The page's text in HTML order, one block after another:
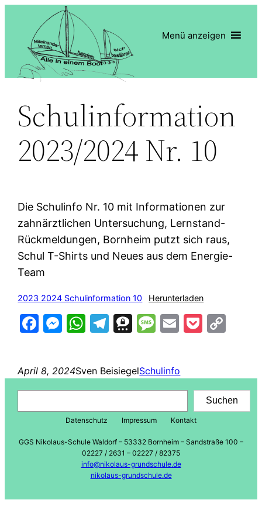
springen
Menü anzeigen
Schulinformation
2023/2024 Nr. 10
Die Schulinfo Nr. 10 mit Informationen zur
zahnärztlichen Untersuchung, Lernstand-
Rückmeldungen, Bornheim putzt sich raus,
Schul T-Shirts und Neues aus dem Energie-
Team
2023 2024 Schulinformation 10 Herunterladen
Facebook
Messenger
WhatsApp
Telegram
Threema
Message
Email
April 8, 2024Sven BeisiegelSchulinfo
Suchen
Datenschutz Impressum Kontakt
GGS Nikolaus-Schule Waldorf – 53332 Bornheim – Sandstraße 100 –
02227 / 2631 – 02227 / 82375
info@nikolaus-grundschule.de
nikolaus-grundschule.de